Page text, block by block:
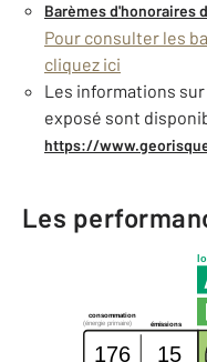
Barèmes d'honoraires
Pour consulter les
cliquez ici
Les informations
exposé sont
https://
Les
consommation
émissions
(énergie primaire)
176 15